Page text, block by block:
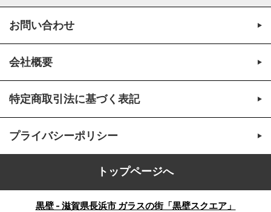
お問い合わせ
会社概要
特定商取引法に基づく表記
プライバシーポリシー
トップページへ
黒壁 - 滋賀県長浜市 ガラスの街「黒壁スクエア」